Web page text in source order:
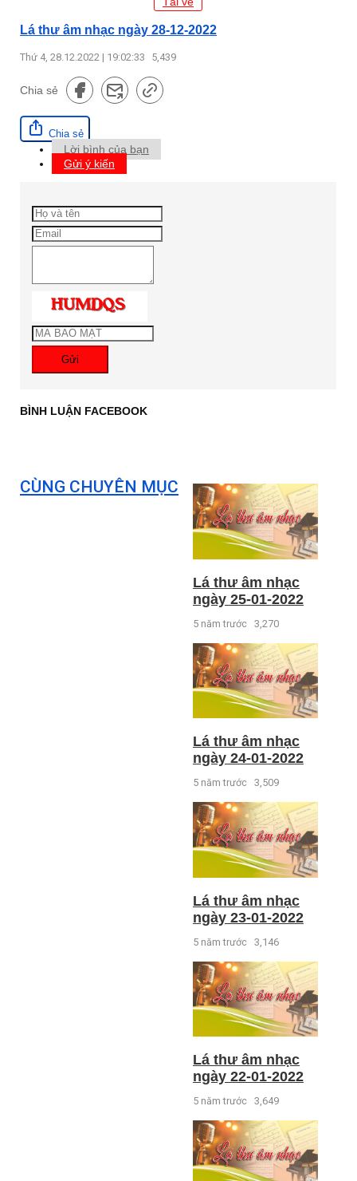
Lá thư âm nhạc ngày 28-12-2022
Thứ 4, 28.12.2022 | 19:02:33 5,439
Chia sẻ
Chia sẻ
Lời bình của bạn
Gửi ý kiến
Gửi
BÌNH LUẬN FACEBOOK
CÙNG CHUYÊN MỤC
Lá thư âm nhạc
ngày 25-01-2022
5 năm trước 3,270
Lá thư âm nhạc
ngày 24-01-2022
5 năm trước 3,509
Lá thư âm nhạc
ngày 23-01-2022
5 năm trước 3,146
Lá thư âm nhạc
ngày 22-01-2022
5 năm trước 3,649